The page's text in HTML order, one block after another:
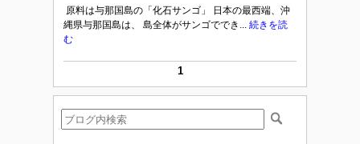
原料は与那国島の「化石サンゴ」 日本の最西端、沖
縄県与那国島は、 島全体がサンゴででき... 続きを読
む
1